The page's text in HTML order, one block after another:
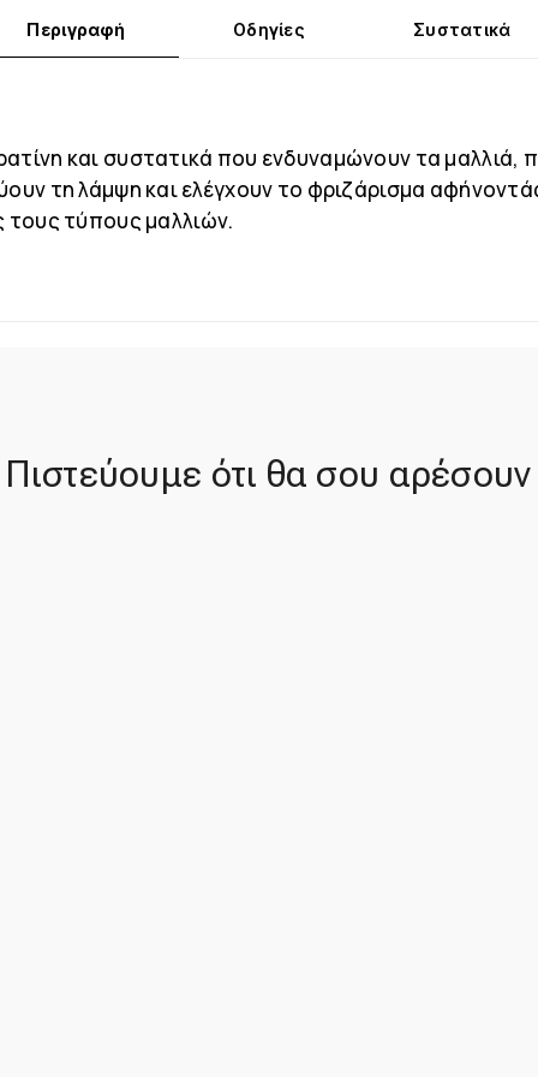
Περιγραφή Οδηγίες Συστατικά
και συστατικά που ενδυναμώνουν τα μαλλιά,
τη λάμψη και ελέγχουν το φριζάρισμα
τους τύπους μαλλιών.
Πιστεύουμε ότι θα σου αρέσουν